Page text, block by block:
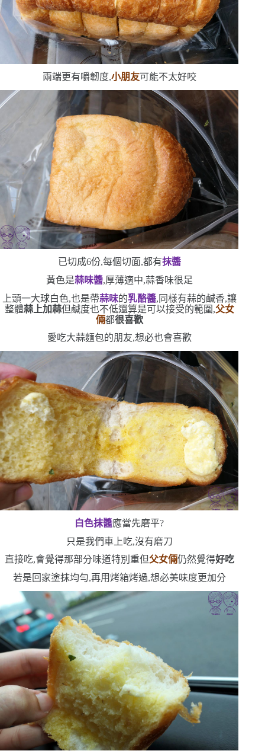
兩端更有嚼韌度,小朋友可能不太好咬
已切成6份,每個切面,都有抹醬
黃色是蒜味醬,厚薄適中,蒜香味很足
上頭一大球白色,也是帶蒜味的乳酪醬,同樣有蒜的鹹香,讓
整體蒜上加蒜但鹹度也不低還算是可以接受的範圍,父女
倆都很喜歡
愛吃大蒜麵包的朋友,想必也會喜歡
白色抹醬應當先磨平?
只是我們車上吃,沒有磨刀
直接吃,會覺得那部分味道特別重但父女倆仍然覺得好吃
若是回家塗抹均勻,再用烤箱烤過,想必美味度更加分